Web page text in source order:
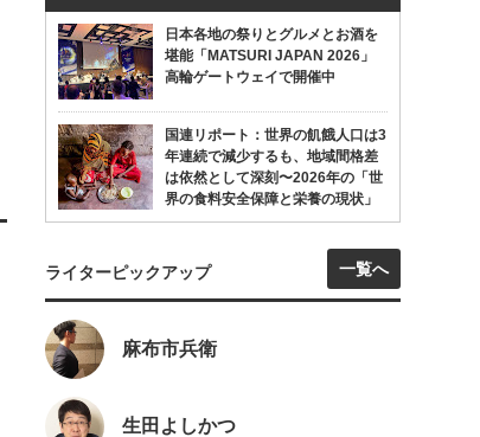
日本各地の祭りとグルメとお酒を
堪能「MATSURI JAPAN 2026」
高輪ゲートウェイで開催中
国連リポート：世界の飢餓人口は3
年連続で減少するも、地域間格差
は依然として深刻〜2026年の「世
界の食料安全保障と栄養の現状」
ライターピックアップ 一覧へ
麻布市兵衛
生田よしかつ